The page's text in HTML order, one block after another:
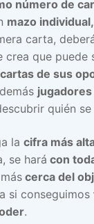
número de
mazo individual,
carta,
crea que puede
de sus
jugadores
quién se
la cifra más
se hará con
cerca del
si conseguimos
.